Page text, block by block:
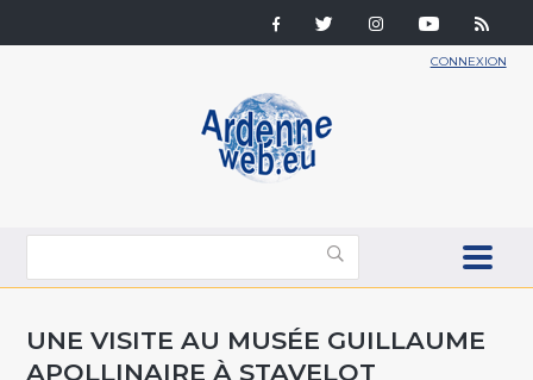
CONNEXION
UNE VISITE AU MUSÉE GUILLAUME
APOLLINAIRE À STAVELOT